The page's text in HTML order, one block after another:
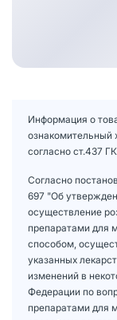
Информация о
ознакомительный
согласно ст.437
Согласно
697 "Об
осуществление
препаратами для
способом,
указанных
изменений в
Федерации по
препаратами для